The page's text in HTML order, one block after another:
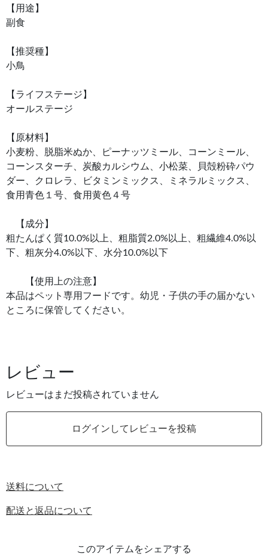
【用途】
副食
【推奨種】
小鳥
【ライフステージ】
オールステージ
【原材料】
小麦粉、脱脂米ぬか、ピーナッツミール、コーンミール、
コーンスターチ、炭酸カルシウム、小松菜、貝殻粉砕パウ
ダー、クロレラ、ビタミンミックス、ミネラルミックス、
食用青色１号、食用黄色４号
【成分】
粗たんぱく質10.0%以上、粗脂質2.0%以上、粗繊維4.0%以
下、粗灰分4.0%以下、水分10.0%以下
【使用上の注意】
本品はペット専用フードです。幼児・子供の手の届かない
ところに保管してください。
レビュー
レビューはまだ投稿されていません
ログインしてレビューを投稿
送料について
配送と返品について
このアイテムをシェアする